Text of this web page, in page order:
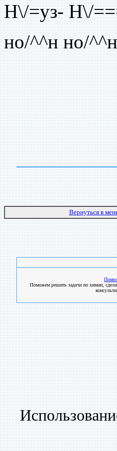
Н\/=уз- H\/
но/^^н но/^^н
Вернуться в
Поможем решить задачи по химии,